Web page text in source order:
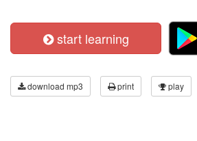
start learning
download mp3 print play